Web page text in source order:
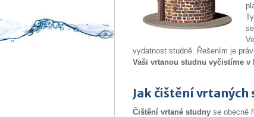
vydatnost studně. Řešením je
Vaši vrtanou studnu vyčistíme v
Jak čištění
Čištění vrtané studny se obecně